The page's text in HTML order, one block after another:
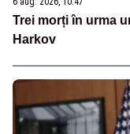
Trei morți în urma
Harkov